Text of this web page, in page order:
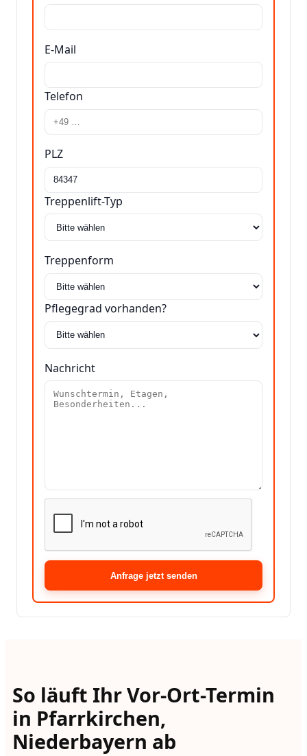
E-Mail
Telefon
PLZ
Treppenlift-Typ
Treppenform
Pflegegrad vorhanden?
Nachricht
Anfrage jetzt senden
So läuft Ihr Vor-Ort-Termin
in Pfarrkirchen,
Niederbayern ab